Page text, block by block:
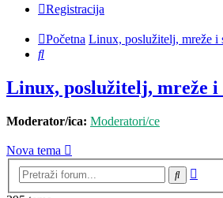
Registracija
Početna Linux, poslužitelj, mreže i
Pretražnik
Linux, poslužitelj, mreže i
Moderator/ica: Moderatori/ce
Nova tema
Pretražnik